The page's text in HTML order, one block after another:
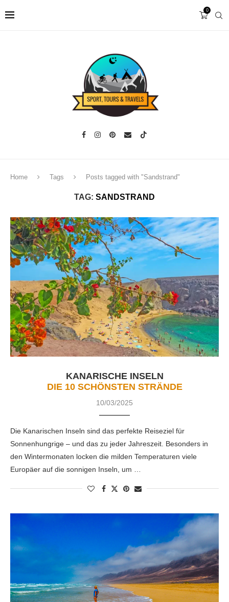
0
Home Tags Posts tagged with "Sandstrand"
TAG: SANDSTRAND
KANARISCHE INSELN
DIE 10 SCHÖNSTEN STRÄNDE
10/03/2025
Die Kanarischen Inseln sind das perfekte Reiseziel für
Sonnenhungrige – und das zu jeder Jahreszeit. Besonders in
den Wintermonaten locken die milden Temperaturen viele
Europäer auf die sonnigen Inseln, um …